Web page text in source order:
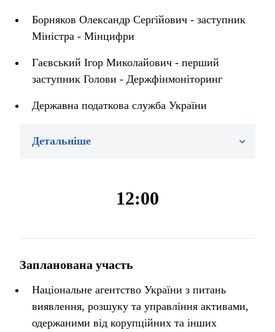
Борняков Олександр Сергійович - заступник
Міністра - Мінцифри
Гаєвський Ігор Миколайович - перший
заступник Голови - Держфінмоніторинг
Державна податкова служба України
Детальніше
12:00
Запланована участь
Національне агентство України з питань
виявлення, розшуку та управління активами,
одержаними від корупційних та інших